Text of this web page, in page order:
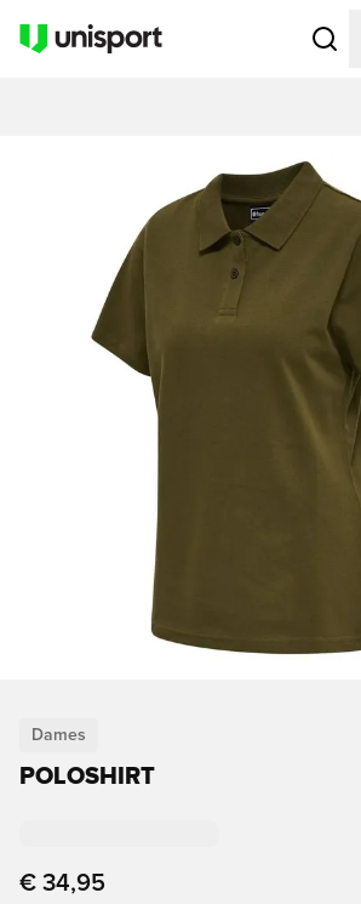
Dames
POLOSHIRT
€ 34,95